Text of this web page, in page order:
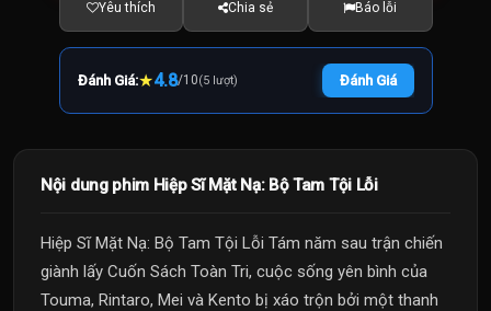
Yêu thích Chia sẻ Báo lỗi
Đánh Giá:★4.8/10(5 lượt) Đánh Giá
Nội dung phim Hiệp Sĩ Mặt Nạ: Bộ Tam Tội Lỗi
Hiệp Sĩ Mặt Nạ: Bộ Tam Tội Lỗi Tám năm sau trận chiến
giành lấy Cuốn Sách Toàn Tri, cuộc sống yên bình của
Touma, Rintaro, Mei và Kento bị xáo trộn bởi một thanh